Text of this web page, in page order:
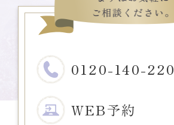
0120-140-220
WEB予約